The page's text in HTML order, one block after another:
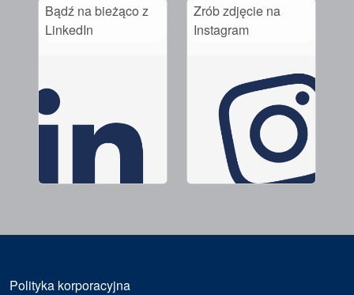
Bądź na bieżąco z
LinkedIn
Zrób zdjęcie na
Instagram
Polityka korporacyjna